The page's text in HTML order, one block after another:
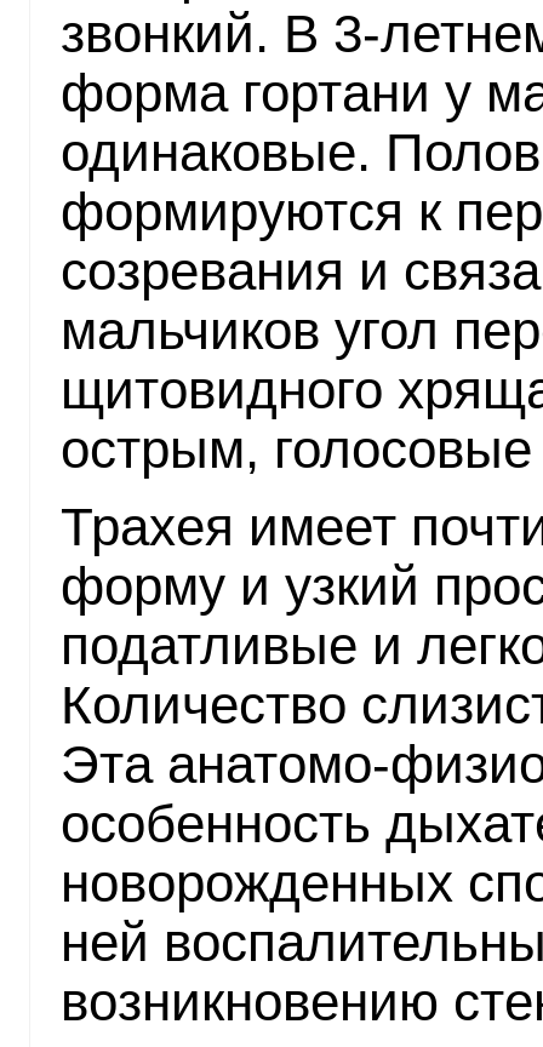
звонкий. В 3-
форма гортани у
одинаковые.
формируются к
созревания и
мальчиков угол
щитовидного
острым,
Трахея имеет
форму и узкий
податливые и
Количество
Эта анатомо-
особенность
новорожденных
ней
возникновению